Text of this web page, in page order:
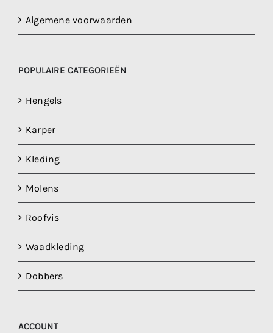
Algemene voorwaarden
POPULAIRE CATEGORIEËN
Hengels
Karper
Kleding
Molens
Roofvis
Waadkleding
Dobbers
ACCOUNT